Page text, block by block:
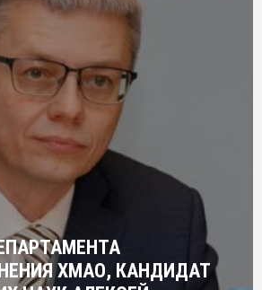
ХМАО, КАНДИДАТ